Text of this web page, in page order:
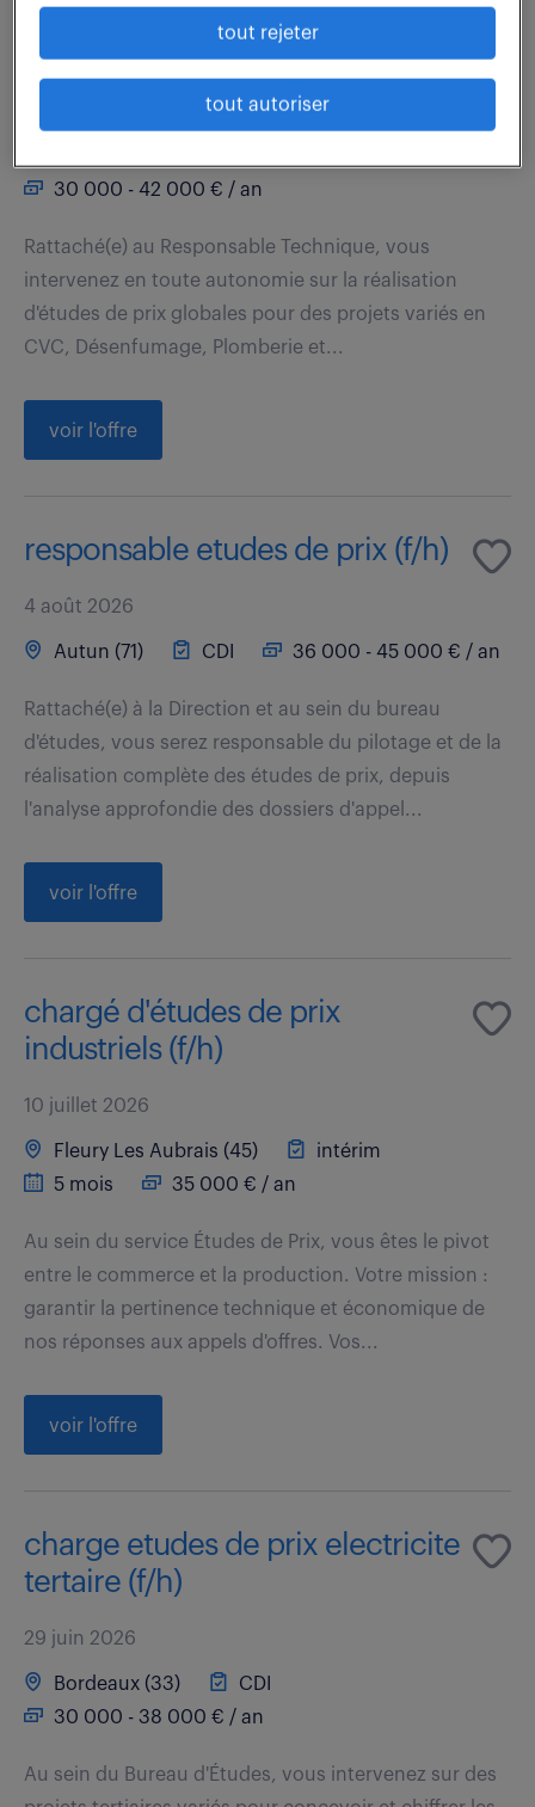
technicien études de prix cvc et
plomberie sanitaire (f/h)
30 000 - 42 000 € / an
Rattaché(e) au Responsable Technique, vous
intervenez en toute autonomie sur la réalisation
d'études de prix globales pour des projets variés en
CVC, Désenfumage, Plomberie et...
voir l'offre
responsable etudes de prix (f/h)
4 août 2026
Autun (71) CDI 36 000 - 45 000 € / an
Rattaché(e) à la Direction et au sein du bureau
d'études, vous serez responsable du pilotage et de la
réalisation complète des études de prix, depuis
l'analyse approfondie des dossiers d'appel...
voir l'offre
chargé d'études de prix
industriels (f/h)
10 juillet 2026
Fleury Les Aubrais (45)
intérim
5 mois
35 000 € / an
Au sein du service Études de Prix, vous êtes le pivot
entre le commerce et la production. Votre mission :
garantir la pertinence technique et économique de
nos réponses aux appels d'offres. Vos...
voir l'offre
charge etudes de prix electricite
tertaire (f/h)
29 juin 2026
Bordeaux (33)
CDI
30 000 - 38 000 € / an
Au sein du Bureau d'Études, vous intervenez sur des
tout rejeter
tout autoriser